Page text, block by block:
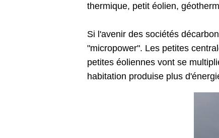
thermique, petit éolien,
Si l'avenir des sociétés
"micropower". Les petites
petites éoliennes vont se
habitation produise plus